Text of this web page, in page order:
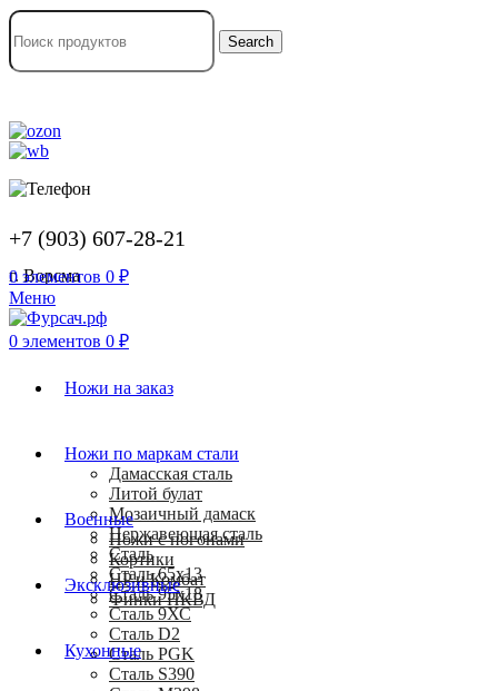
Search
+7 (903) 607-28-21
г. Ворсма
0 элементов 0 ₽
Меню
0 элементов 0 ₽
Ножи на заказ
Ножи по маркам стали
Дамасская сталь
Литой булат
Мозаичный дамаск
Нержавеющая сталь
Сталь
Сталь 65х13
Сталь 95х18
Сталь 9ХС
Сталь D2
Сталь PGK
Сталь S390
Военные
Ножи с погонами
Кортики
HP и Комбат
Финки НКВД
Эксклюзивные
Кухонные